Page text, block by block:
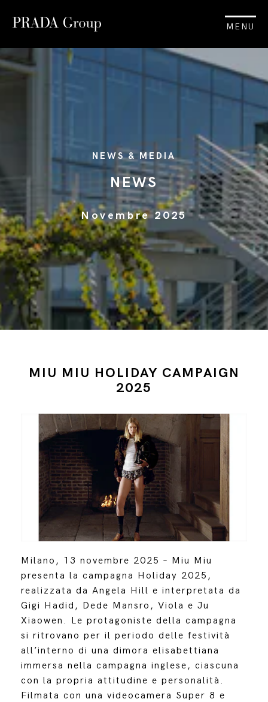
MENU
NEWS & MEDIA
NEWS
Novembre 2025
MIU MIU HOLIDAY CAMPAIGN
2025
Milano, 13 novembre 2025 – Miu Miu
presenta la campagna Holiday 2025,
realizzata da Angela Hill e interpretata da
Gigi Hadid, Dede Mansro, Viola e Ju
Xiaowen. Le protagoniste della campagna
si ritrovano per il periodo delle festività
all’interno di una dimora elisabettiana
immersa nella campagna inglese, ciascuna
con la propria attitudine e personalità.
Filmata con una videocamera Super 8 e